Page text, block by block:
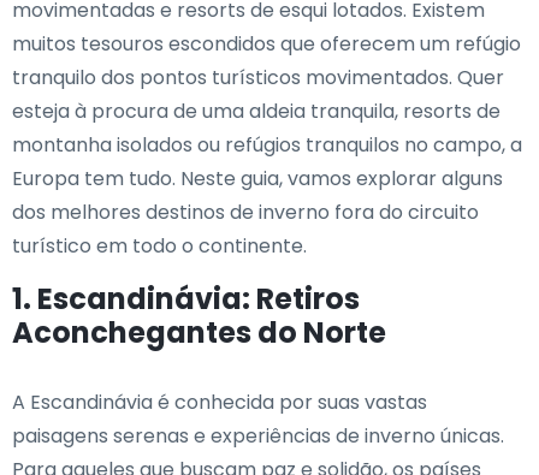
movimentadas e resorts de esqui lotados. Existem
muitos tesouros escondidos que oferecem um refúgio
tranquilo dos pontos turísticos movimentados. Quer
esteja à procura de uma aldeia tranquila, resorts de
montanha isolados ou refúgios tranquilos no campo, a
Europa tem tudo. Neste guia, vamos explorar alguns
dos melhores destinos de inverno fora do circuito
turístico em todo o continente.
1. Escandinávia: Retiros
Aconchegantes do Norte
A Escandinávia é conhecida por suas vastas
paisagens serenas e experiências de inverno únicas.